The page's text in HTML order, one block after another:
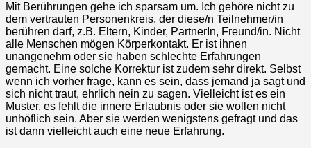
Mit Berührungen gehe ich sparsam um. Ich gehöre nicht zu
dem vertrauten Personenkreis, der diese/n Teilnehmer/in
berühren darf, z.B. Eltern, Kinder, PartnerIn, Freund/in. Nicht
alle Menschen mögen Körperkontakt. Er ist ihnen
unangenehm oder sie haben schlechte Erfahrungen
gemacht. Eine solche Korrektur ist zudem sehr direkt. Selbst
wenn ich vorher frage, kann es sein, dass jemand ja sagt und
sich nicht traut, ehrlich nein zu sagen. Vielleicht ist es ein
Muster, es fehlt die innere Erlaubnis oder sie wollen nicht
unhöflich sein. Aber sie werden wenigstens gefragt und das
ist dann vielleicht auch eine neue Erfahrung.